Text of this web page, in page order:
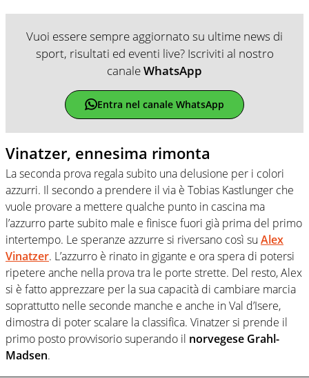
Vuoi essere sempre aggiornato su ultime news di
sport, risultati ed eventi live? Iscriviti al nostro
canaleWhatsApp
Entra nel canale WhatsApp
Vinatzer, ennesima rimonta
La seconda prova regala subito una delusione per i colori
azzurri. Il secondo a prendere il via è Tobias Kastlunger che
vuole provare a mettere qualche punto in cascina ma
l’azzurro parte subito male e finisce fuori già prima del primo
intertempo. Le speranze azzurre si riversano così su Alex
Vinatzer. L’azzurro è rinato in gigante e ora spera di potersi
ripetere anche nella prova tra le porte strette. Del resto, Alex
si è fatto apprezzare per la sua capacità di cambiare marcia
soprattutto nelle seconde manche e anche in Val d’Isere,
dimostra di poter scalare la classifica. Vinatzer si prende il
primo posto provvisorio superando il norvegese Grahl-
Madsen.